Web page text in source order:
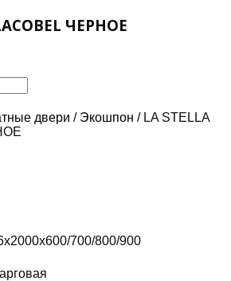
ЧЕРНОЕ
двери / Экошпон / LA STELLA
700/800/900